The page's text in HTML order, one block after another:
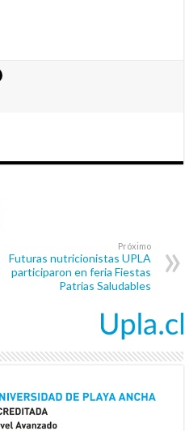
Próximo
Futuras nutricionistas UPLA
participaron en feria Fiestas
Patrias Saludables